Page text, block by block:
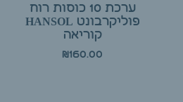
ערכת 10 כוסות רוח
פוליקרבונט HANSOL
קוריאה
₪160.00